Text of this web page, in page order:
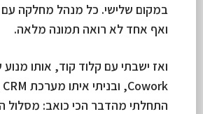
במקום שלישי. כל מנהל מחלקה
ואף אחד לא רואה תמונה מלאה.
ואז ישבתי עם קלוד קוד, אותו
התחלתי מהדבר הכי כואב: מסלול